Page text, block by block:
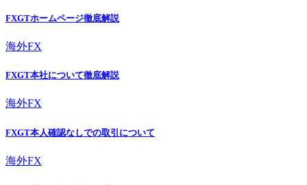
FXGTホームページ徹底解説
海外FX
FXGT本社について徹底解説
海外FX
FXGT本人確認なしでの取引について
海外FX